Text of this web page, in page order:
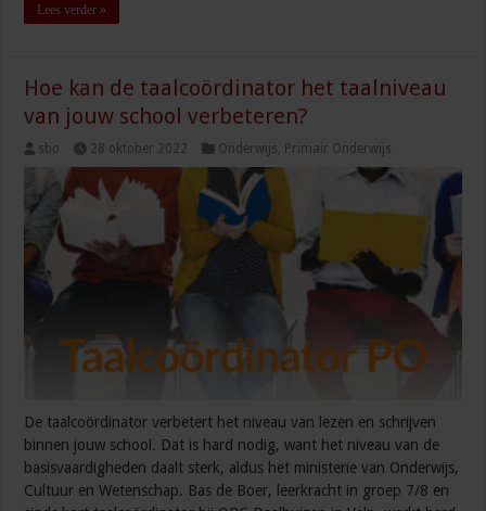
Lees verder »
Hoe kan de taalcoördinator het taalniveau
van jouw school verbeteren?
sbo 28 oktober 2022 Onderwijs, Primair Onderwijs
De taalcoördinator verbetert het niveau van lezen en schrijven
binnen jouw school. Dat is hard nodig, want het niveau van de
basisvaardigheden daalt sterk, aldus het ministerie van Onderwijs,
Cultuur en Wetenschap. Bas de Boer, leerkracht in groep 7/8 en